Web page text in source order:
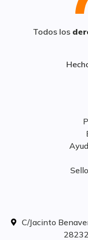
Todos los
C/Jacinto